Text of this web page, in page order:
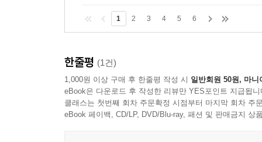
계기가 이사였다면 글쓰기의 소재를 제공해준
『자기만의 방』에는 조용하고 분리된 개인 공간
경계에 대한 이야기이기도 하다. 또 지금까지 다
하다.(138)
1 2 3 4 5 6
한줄평 (1건)
1,000원 이상 구매 후 한줄평 작성 시 일반회원 50원, 마니
eBook은 다운로드 후 작성한 리뷰만 YES포인트 지급됩니
클래스는 첫번째 회차 주문확정 시점부터 마지막 회차 주
eBook 페이백, CD/LP, DVD/Blu-ray, 패션 및 판매금지 상